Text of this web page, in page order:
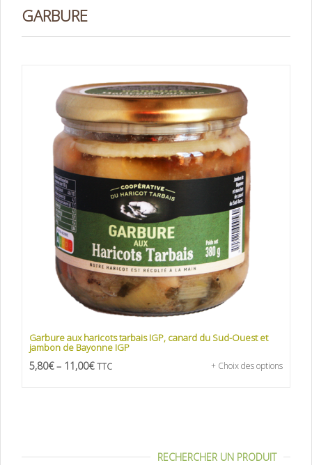
GARBURE
Garbure aux haricots tarbais IGP, canard du Sud-Ouest et
jambon de Bayonne IGP
5,80€– 11,00€ TTC + Choix des options
RECHERCHER UN PRODUIT